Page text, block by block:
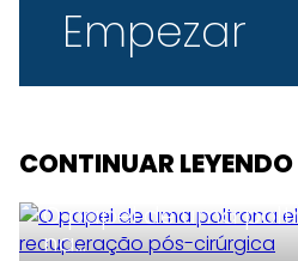
Empezar
CONTINUAR LEYENDO
O papel de uma
na...